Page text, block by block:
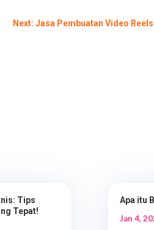
Next: Jasa Pembuatan Video
Tips
Tepat!
Apa itu
Jan 4,